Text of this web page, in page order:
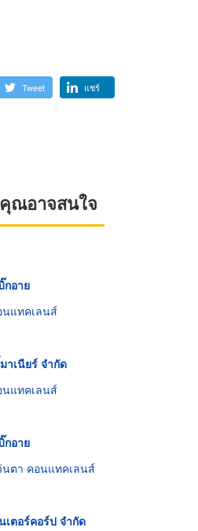
Tweet แชร์
ณอาจสนใจ
อาย
นแทคเลนส์
าเนียร์ จำกัด
นแทคเลนส์
อาย
นตา คอนแทคเลนส์
ตอร์คอร์ป จำกัด